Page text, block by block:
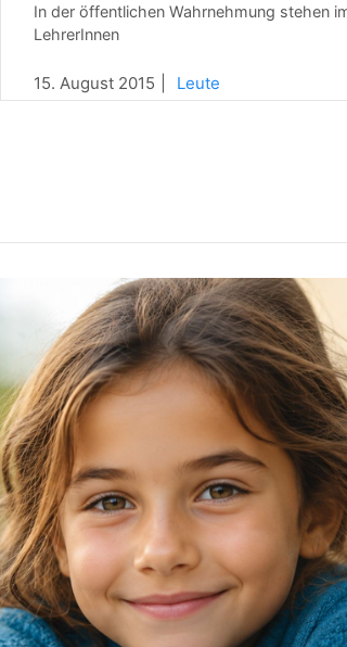
In der öffentlichen Wahrnehmung stehen
LehrerInnen
15. August 2015 Leute